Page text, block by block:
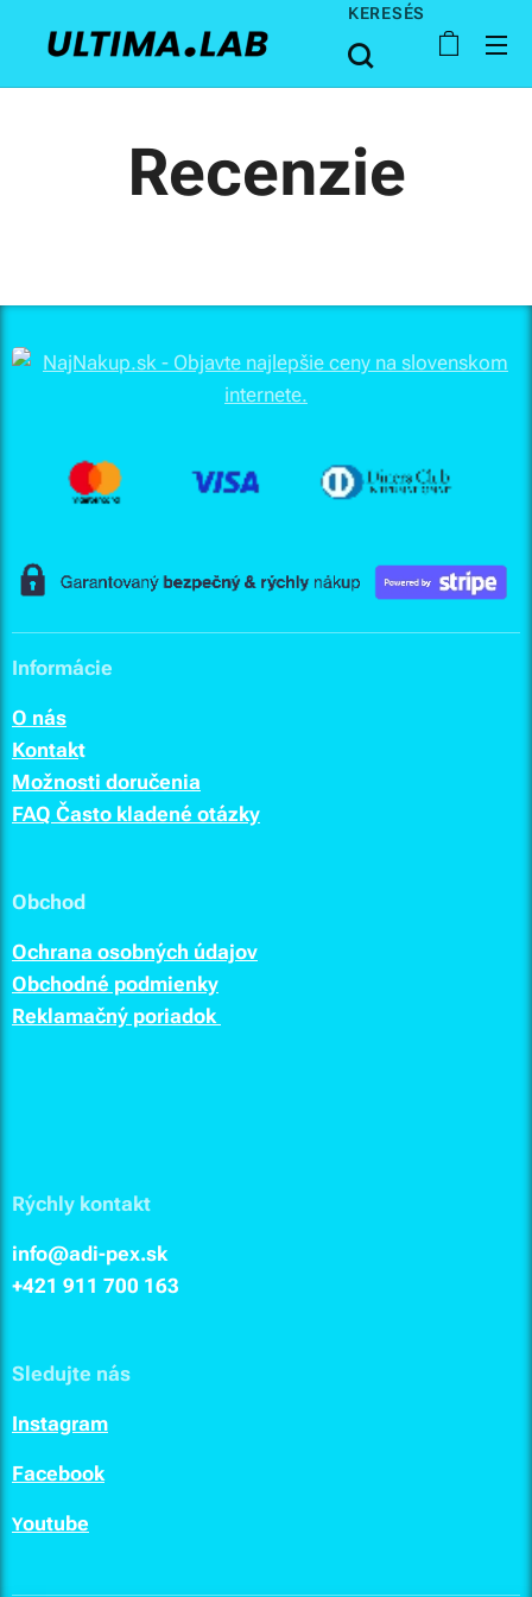
KERESÉS
Recenzie
Informácie
O nás
Kontakt
Možnosti doručenia
FAQ Často kladené otázky
Obchod
Ochrana osobných údajov
Obchodné podmienky
Reklamačný poriadok
Rýchly kontakt
info@adi-pex.sk
+421 911 700 163
Sledujte nás
Instagram
Facebook
Youtube